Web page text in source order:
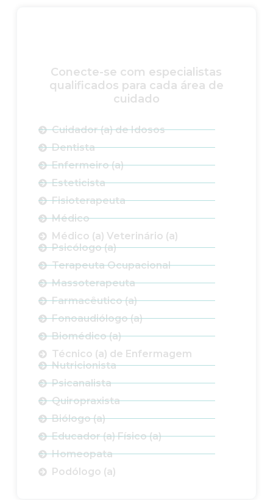
Conecte-se com especialistas
qualificados para cada área de
cuidado
Cuidador (a) de Idosos
Dentista
Enfermeiro (a)
Esteticista
Fisioterapeuta
Médico
Médico (a) Veterinário (a)
Psicólogo (a)
Terapeuta Ocupacional
Massoterapeuta
Farmacêutico (a)
Fonoaudiólogo (a)
Biomédico (a)
Técnico (a) de Enfermagem
Nutricionista
Psicanalista
Quiropraxista
Biólogo (a)
Educador (a) Físico (a)
Homeopata
Podólogo (a)